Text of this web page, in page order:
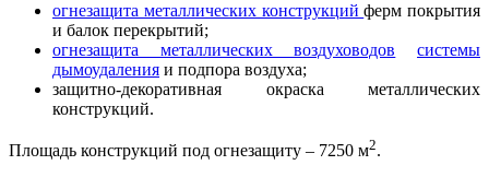
огнезащита металлических конструкцийферм покрытия
и балок перекрытий;
огнезащита металлических воздуховодов
системы
дымоудаления и подпора воздуха;
защитно-декоративная окраска металлических
конструкций.
Площадь конструкций под огнезащиту – 7250 м2.